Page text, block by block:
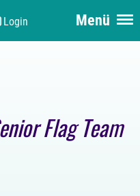
Menü
Login
Flag Team